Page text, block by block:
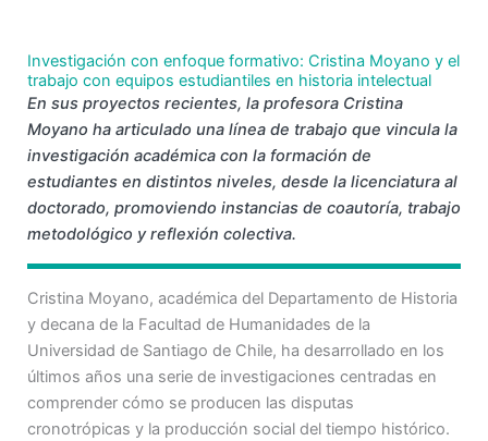
Investigación con enfoque formativo: Cristina Moyano y el
trabajo con equipos estudiantiles en historia intelectual
En sus proyectos recientes, la profesora Cristina
Moyano ha articulado una línea de trabajo que vincula la
investigación académica con la formación de
estudiantes en distintos niveles, desde la licenciatura al
doctorado, promoviendo instancias de coautoría, trabajo
metodológico y reflexión colectiva.
Cristina Moyano, académica del Departamento de Historia
y decana de la Facultad de Humanidades de la
Universidad de Santiago de Chile, ha desarrollado en los
últimos años una serie de investigaciones centradas en
comprender cómo se producen las disputas
cronotrópicas y la producción social del tiempo histórico.